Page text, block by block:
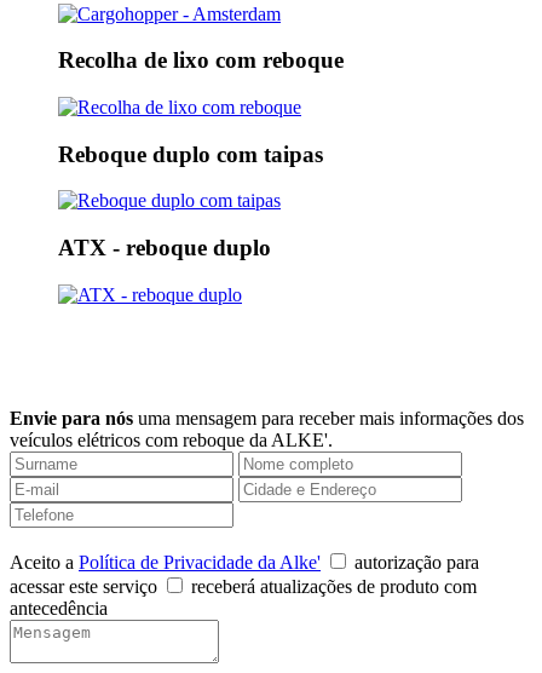
Recolha de lixo com reboque
Reboque duplo com taipas
ATX - reboque duplo
Envie para nós uma mensagem para receber mais informações dos
veículos elétricos com reboque da ALKE'.
Aceito a Política de Privacidade da Alke'
autorização para
acessar este serviço
receberá atualizações de produto com
antecedência